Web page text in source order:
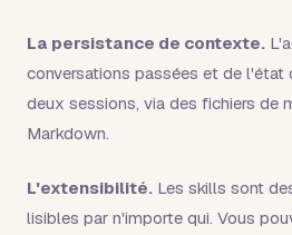
La persistance de contexte.
conversations passées et de l'état
deux sessions, via des fichiers de
Markdown.
L'extensibilité. Les skills sont
lisibles par n'importe qui. Vous